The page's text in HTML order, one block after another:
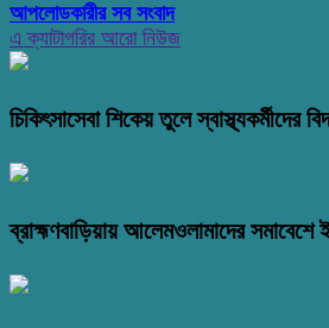
আপলোডকারীর সব সংবাদ
এ ক্যাটাগরির আরো নিউজ
চিকিৎসাসেবা শিকেয় তুলে
ব্রাহ্মণবাড়িয়ায় আলেমওলামাদের সমাবেশে